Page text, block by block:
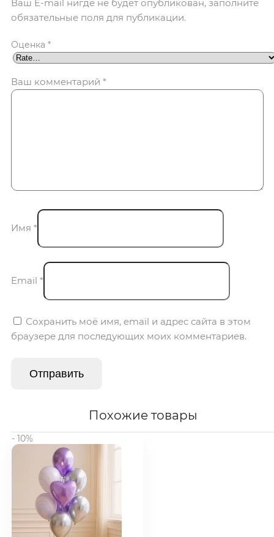
Ваш E-mail нигде не будет опубликован, заполните
обязательные поля для публикации.
Оценка *
Ваш комментарий *
Имя *
Email *
Сохранить моё имя, email и адрес сайта в этом
браузере для последующих моих комментариев.
Похожие товары
- 10%